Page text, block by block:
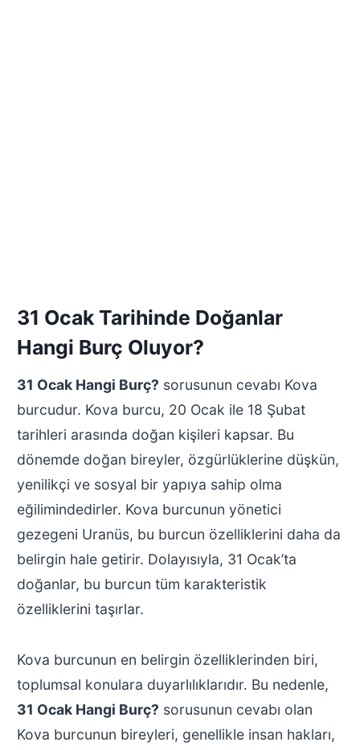
31 Ocak Tarihinde Doğanlar
Hangi Burç Oluyor?
31 Ocak Hangi Burç? sorusunun cevabı Kova
burcudur. Kova burcu, 20 Ocak ile 18 Şubat
tarihleri arasında doğan kişileri kapsar. Bu
dönemde doğan bireyler, özgürlüklerine düşkün,
yenilikçi ve sosyal bir yapıya sahip olma
eğilimindedirler. Kova burcunun yönetici
gezegeni Uranüs, bu burcun özelliklerini daha da
belirgin hale getirir. Dolayısıyla, 31 Ocak’ta
doğanlar, bu burcun tüm karakteristik
özelliklerini taşırlar.
Kova burcunun en belirgin özelliklerinden biri,
toplumsal konulara duyarlılıklarıdır. Bu nedenle,
31 Ocak Hangi Burç? sorusunun cevabı olan
Kova burcunun bireyleri, genellikle insan hakları,